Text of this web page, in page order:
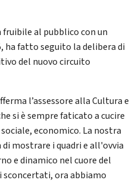
al pubblico con un
ha fatto seguito la delibera di
del nuovo circuito
l’assessore alla Cultura e
si è sempre faticato a cucire
economico. La nostra
mostrare i quadri e all'ovvia
e dinamico nel cuore del
ora abbiamo